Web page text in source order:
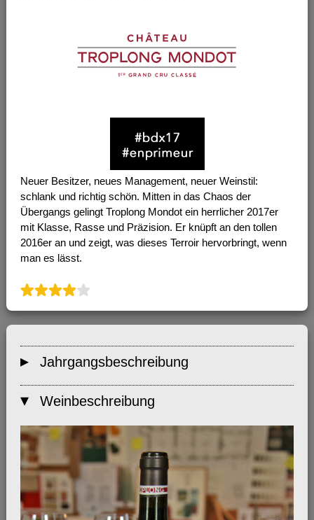
Neuer Besitzer, neues Management, neuer Weinstil:
schlank und richtig schön. Mitten in das Chaos der
Übergangs gelingt Troplong Mondot ein herrlicher 2017er
mit Klasse, Rasse und Präzision. Er knüpft an den tollen
2016er an und zeigt, was dieses Terroir hervorbringt, wenn
man es lässt.
Jahrgangsbeschreibung
Weinbeschreibung